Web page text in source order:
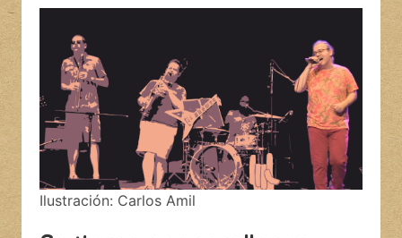
Ilustración: Carlos Amil